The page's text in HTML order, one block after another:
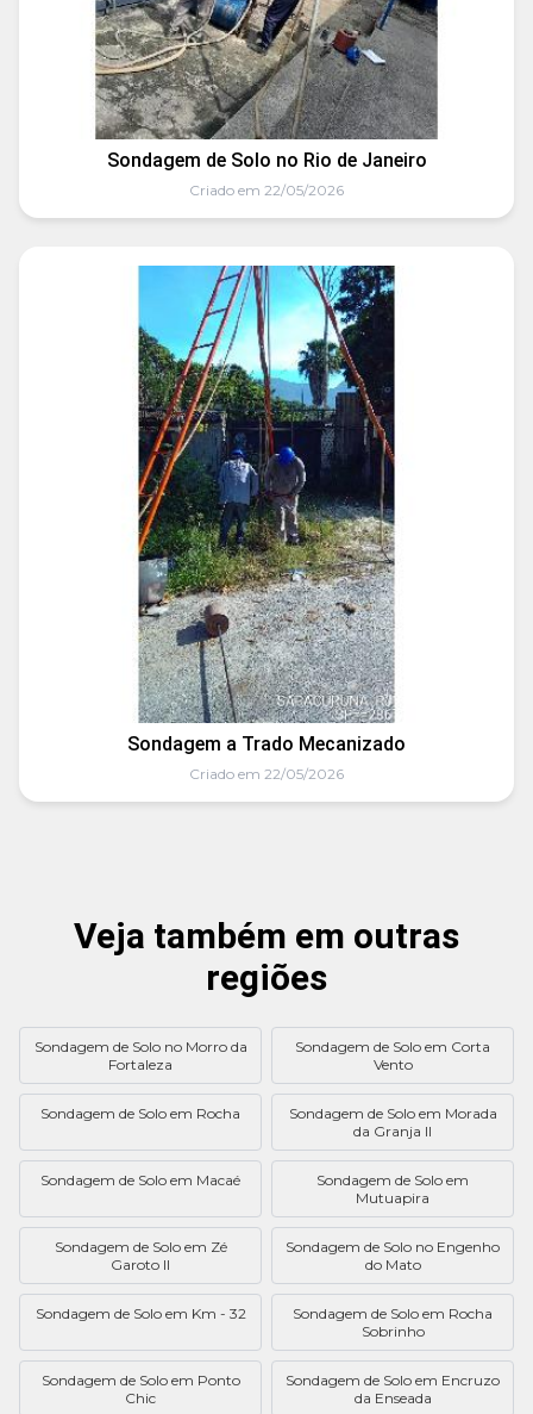
Sondagem de Solo no Rio de Janeiro
Criado em 22/05/2026
Sondagem a Trado Mecanizado
Criado em 22/05/2026
Veja também em outras
regiões
Sondagem de Solo no Morro da
Fortaleza
Sondagem de Solo em Corta
Vento
Sondagem de Solo em Rocha
Sondagem de Solo em Morada
da Granja II
Sondagem de Solo em Macaé
Sondagem de Solo em
Mutuapira
Sondagem de Solo em Zé
Garoto II
Sondagem de Solo no Engenho
do Mato
Sondagem de Solo em Km - 32
Sondagem de Solo em Rocha
Sobrinho
Sondagem de Solo em Ponto
Chic
Sondagem de Solo em Encruzo
da Enseada